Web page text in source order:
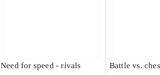
Need for speed - rivals
Battle vs.